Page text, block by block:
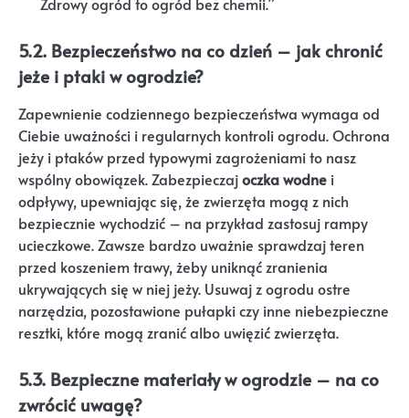
Zdrowy ogród to ogród bez chemii.”
5.2. Bezpieczeństwo na co dzień – jak chronić
jeże i ptaki w ogrodzie?
Zapewnienie codziennego bezpieczeństwa wymaga od
Ciebie uważności i regularnych kontroli ogrodu. Ochrona
jeży i ptaków przed typowymi zagrożeniami to nasz
wspólny obowiązek. Zabezpieczajoczka wodne i
odpływy, upewniając się, że zwierzęta mogą z nich
bezpiecznie wychodzić – na przykład zastosuj rampy
ucieczkowe. Zawsze bardzo uważnie sprawdzaj teren
przed koszeniem trawy, żeby uniknąć zranienia
ukrywających się w niej jeży. Usuwaj z ogrodu ostre
narzędzia, pozostawione pułapki czy inne niebezpieczne
resztki, które mogą zranić albo uwięzić zwierzęta.
5.3. Bezpieczne materiały w ogrodzie – na co
zwrócić uwagę?